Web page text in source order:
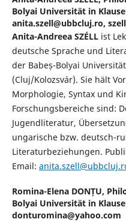
Bolyai Universität in
anita.szell@ubbcluj.ro,
Anita-Andreea SZÉLList
deutsche Sprache und
der Babeș-Bolyai
(Cluj/Kolozsvár). Sie hält
Morphologie, Syntax und
Forschungsbereiche sind:
Jugendliteratur,
ungarische bzw. deutsch-
Literaturbeziehungen.
Email:
Romina-Elena DONȚU,
Bolyai Universität in
donturomina@yahoo.com